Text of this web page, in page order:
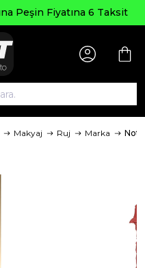
Peşin Fiyatına 6 Taksit
Makyaj Ruj Marka Note